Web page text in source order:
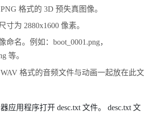
格式的 3D 预失真图像。
寸为 2880x1600 像素。
命名。例如：boot_0001.png，
等。
格式的音频文件与动画一起放在此文
应用程序打开 desc.txt文件。 desc.txt文